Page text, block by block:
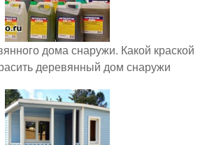
дома снаружи. Какой краской
деревянный дом снаружи